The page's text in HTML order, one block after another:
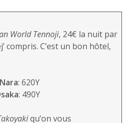
World Tennoji, 24€ la nuit par
compris. C’est un bon hôtel,
Nara: 620Y
: 490Y
qu’on vous